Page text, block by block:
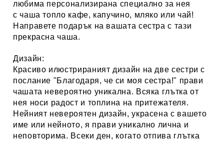
любима персонализирана специално за нея
с чаша топло кафе, капучино, мляко или чай!
Направете подарък на вашата сестра с тази
прекрасна чаша.
Дизайн:
Красиво илюстрираният дизайн на две сестри с
послание "Благодаря, че си моя сестра!" прави
чашата невероятно уникална. Всяка глътка от
нея носи радост и топлина на притежателя.
Нейният невероятен дизайн, украсена с вашето
име или нейното, я прави уникално лична и
неповторима. Всеки ден, когато отпива глътка